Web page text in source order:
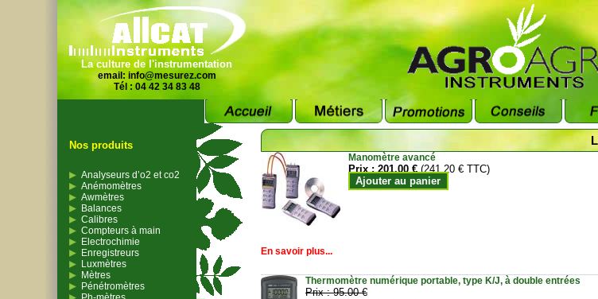
La culture de l'instrumentation
email: info@mesurez.com
Tél : 04 42 34 83 48
Nos produits
Analyseurs d’o2 et co2
Anémomètres
Awmètres
Balances
Calibres
Compteurs à main
Electrochimie
Enregistreurs
Luxmètres
Mètres
Pénétromètres
Manomètre avancé
Prix :201.00 € (241.20 € TTC)
Ajouter au panier
En savoir plus...
Thermomètre numérique portable, type K/J, à double entrées
Prix :95.00 €